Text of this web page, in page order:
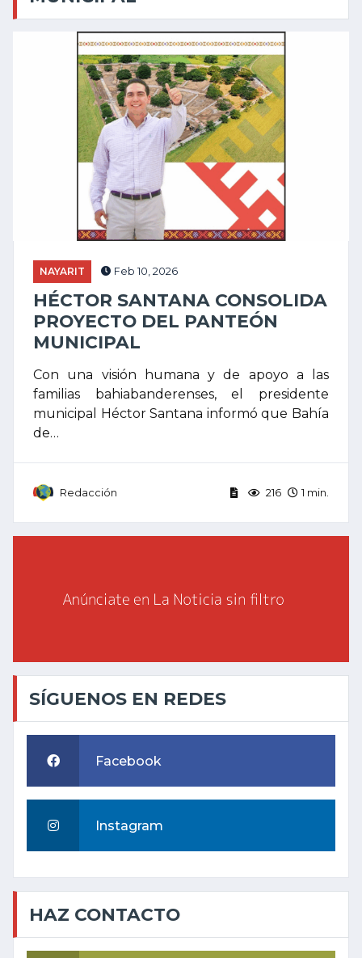
NAYARIT Feb 10, 2026
HÉCTOR SANTANA CONSOLIDA
PROYECTO DEL PANTEÓN
MUNICIPAL
Con una visión humana y de apoyo a las
familias bahiabanderenses, el presidente
municipal Héctor Santana informó que Bahía
de…
Redacción 216 1 min.
SÍGUENOS EN REDES
Facebook
Instagram
HAZ CONTACTO